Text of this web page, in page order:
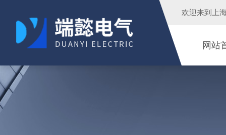
欢迎来到 上
网站